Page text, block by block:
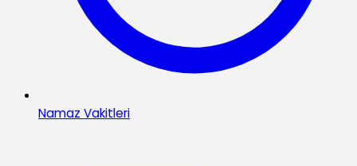
Namaz Vakitleri